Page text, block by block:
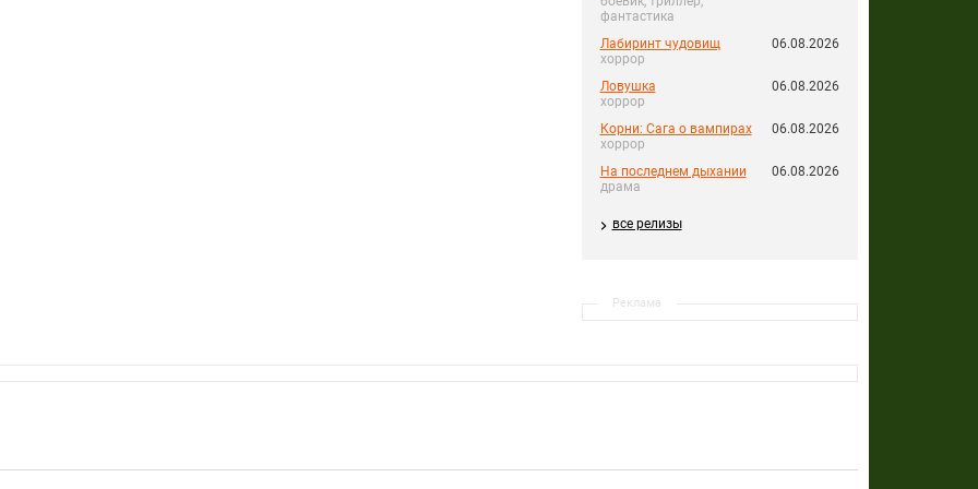
фантастика
Лабиринт чудовищ
хоррор
06.08.2026
Ловушка
хоррор
06.08.2026
Корни: Сага о вампирах
хоррор
06.08.2026
На последнем дыхании
драма
06.08.2026
все релизы
Реклама